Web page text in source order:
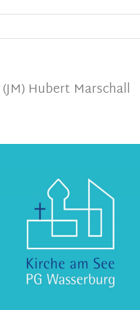
Hubert Marschall